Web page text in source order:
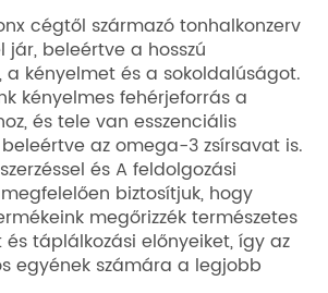
cégtől származó tonhalkonzerv
jár, beleértve a hosszú
kényelmet és a sokoldalúságot.
kényelmes fehérjeforrás a
és tele van esszenciális
az omega-3 zsírsavat is.
és A feldolgozási
biztosítjuk, hogy
megőrizzék természetes
táplálkozási előnyeiket, így az
egyének számára a legjobb